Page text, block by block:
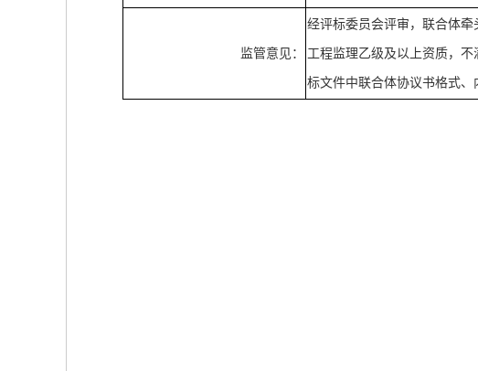
监管意见：
经评标委员会评审，联合体
工程监理乙级及以上资质，
标文件中联合体协议书格式、